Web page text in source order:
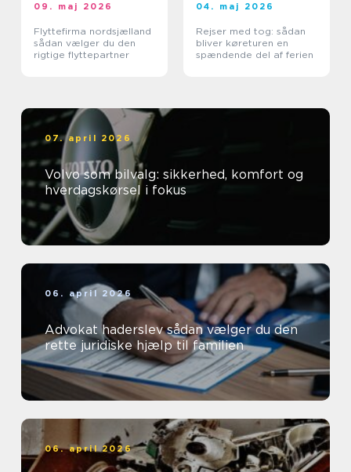
09. maj 2026
Flyttefirma nordsjælland
sådan vælger du den
rigtige flyttepartner
04. maj 2026
Rejser med tog: sådan
bliver køreturen en
spændende del af ferien
07. april 2026
Volvo som bilvalg: sikkerhed, komfort og
hverdagskørsel i fokus
06. april 2026
Advokat haderslev sådan vælger du den
rette juridiske hjælp til familien
06. april 2026